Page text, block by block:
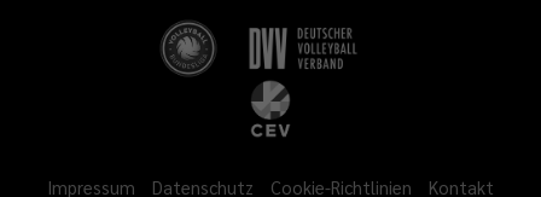
Impressum Datenschutz Cookie-Richtlinien Kontakt